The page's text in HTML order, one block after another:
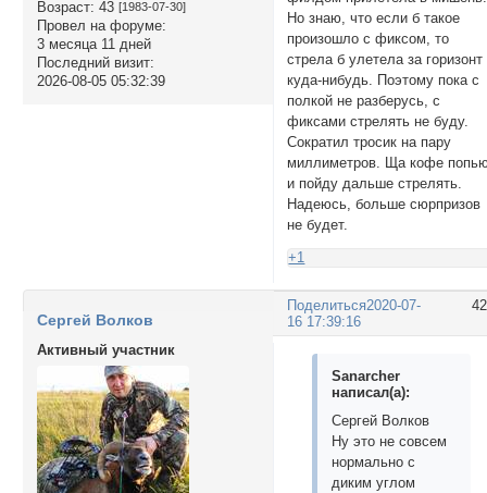
Возраст: 43 [1983-07-30]
Провел на форуме:
3 месяца 11 дней
Последний визит:
2026-08-05 05:32:39
Но знаю, что если б такое
произошло с фиксом, то
стрела б улетела за горизонт
куда-нибудь. Поэтому пока с
полкой не разберусь, с
фиксами стрелять не буду.
Сократил тросик на пару
миллиметров. Ща кофе
и пойду дальше стрелять.
Надеюсь, больше сюрпризов
не будет.
+1
Поделиться2020-07-
16 17:39:16
Сергей Волков
Активный участник
Sanarcher
написал(а):
Сергей Волков
Ну это не совсем
нормально с
диким углом